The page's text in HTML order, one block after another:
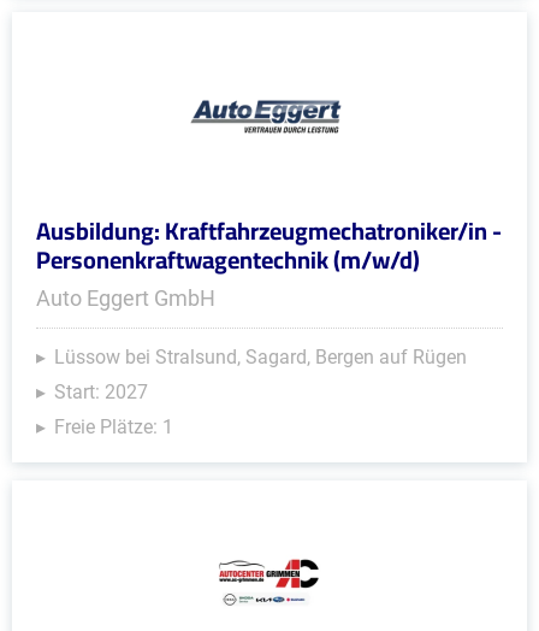
Ausbildung: Kraftfahrzeugmechatroniker/in -
Personenkraftwagentechnik (m/w/d)
Auto Eggert GmbH
Lüssow bei Stralsund, Sagard, Bergen auf Rügen
Start: 2027
Freie Plätze: 1